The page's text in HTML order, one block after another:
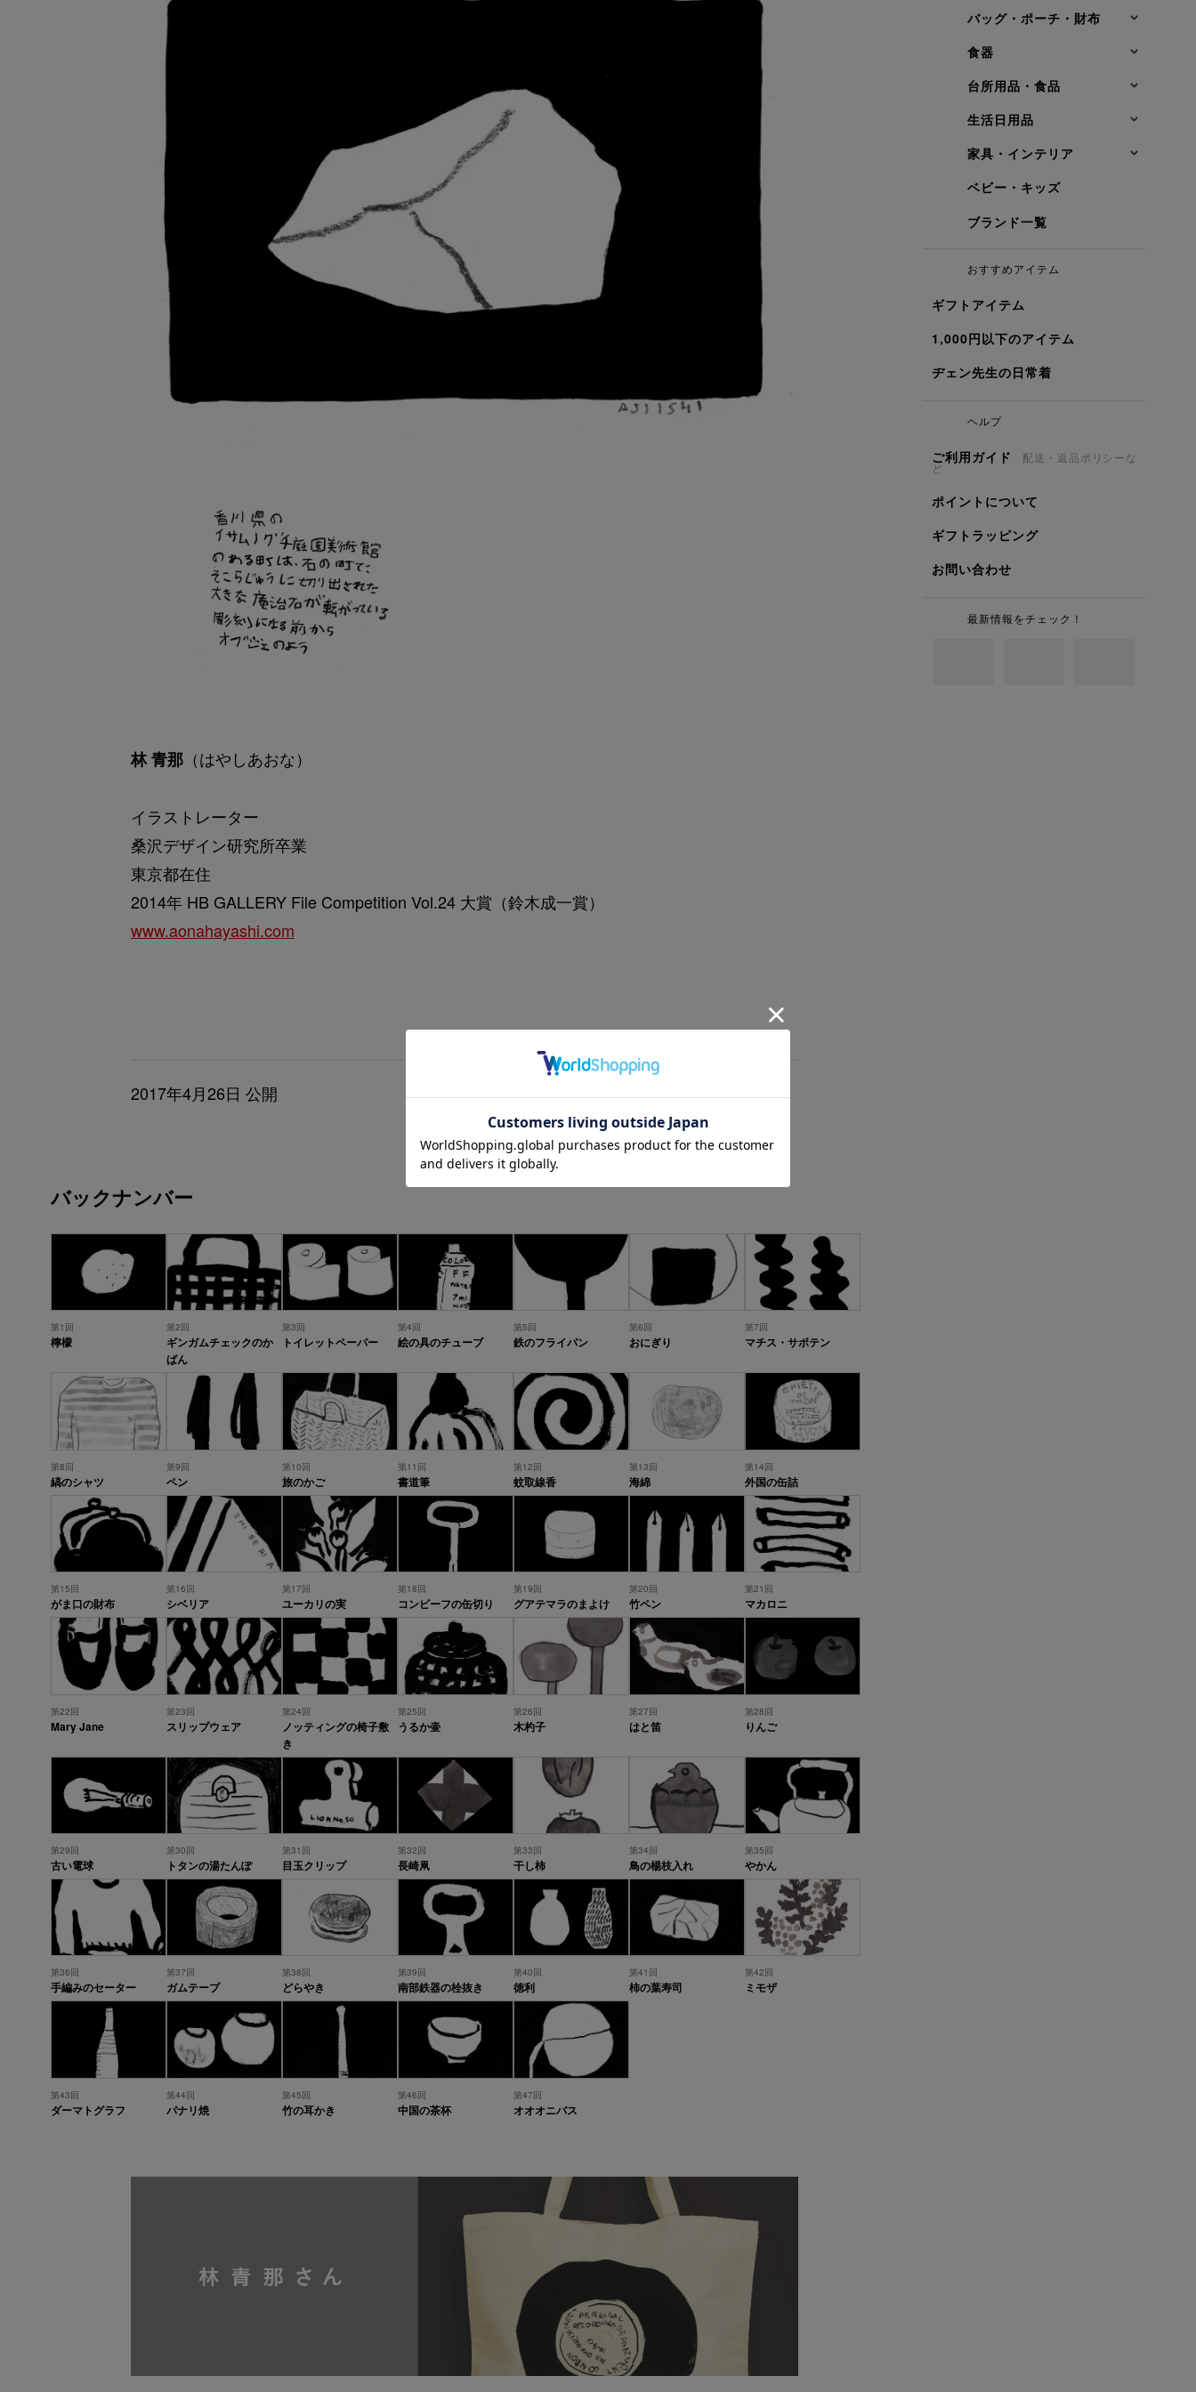
バッグ・ポーチ・財布
食器
台所用品・食品
生活日用品
家具・インテリア
ベビー・キッズ
ブランド一覧
おすすめアイテム
ギフトアイテム
1,000円以下のアイテム
ヂェン先生の日常着
ヘルプ
ご利用ガイド 配送・返品ポリシーな
ど
ポイントについて
ギフトラッピング
お問い合わせ
最新情報をチェック！
林 青那 （はやしあおな）
イラストレーター
桑沢デザイン研究所卒業
東京都在住
2014年 HB GALLERY File Competition Vol.24 大賞（鈴木成一賞）
www.aonahayashi.com
2017年4月26日 公開
バックナンバー
第1回
檸檬
第2回
ギンガムチェックのか
ばん
第3回
トイレットペーパー
第4回
絵の具のチューブ
第5回
鉄のフライパン
第6回
おにぎり
第7回
マチス・サボテン
第8回
縞のシャツ
第9回
ペン
第10回
旅のかご
第11回
書道筆
第12回
蚊取線香
第13回
海綿
第14回
外国の缶詰
第15回
がま口の財布
第16回
シベリア
第17回
ユーカリの実
第18回
コンビーフの缶切り
第19回
グアテマラのまよけ
第20回
竹ペン
第21回
マカロニ
第22回
Mary Jane
第23回
スリップウェア
第24回
ノッティングの椅子敷
き
第25回
うるか壷
第26回
木杓子
第27回
はと笛
第28回
りんご
第29回
古い電球
第30回
トタンの湯たんぽ
第31回
目玉クリップ
第32回
長崎凧
第33回
干し柿
第34回
鳥の楊枝入れ
第35回
やかん
第36回
手編みのセーター
第37回
ガムテープ
第38回
どらやき
第39回
南部鉄器の栓抜き
第40回
徳利
第41回
柿の葉寿司
第42回
ミモザ
第43回
ダーマトグラフ
第44回
パナリ焼
第45回
竹の耳かき
第46回
中国の茶杯
第47回
オオオニバス